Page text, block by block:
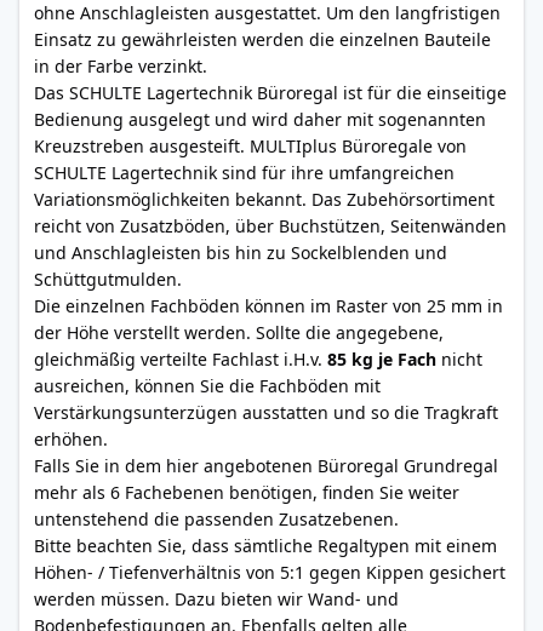
ohne Anschlagleisten ausgestattet. Um den langfristigen
Einsatz zu gewährleisten werden die einzelnen Bauteile
in der Farbe verzinkt.
Das SCHULTE Lagertechnik Büroregal ist für die einseitige
Bedienung ausgelegt und wird daher mit sogenannten
Kreuzstreben ausgesteift. MULTIplus Büroregale von
SCHULTE Lagertechnik sind für ihre umfangreichen
Variationsmöglichkeiten bekannt. Das Zubehörsortiment
reicht von Zusatzböden, über Buchstützen, Seitenwänden
und Anschlagleisten bis hin zu Sockelblenden und
Schüttgutmulden.
Die einzelnen Fachböden können im Raster von 25 mm in
der Höhe verstellt werden. Sollte die angegebene,
gleichmäßig verteilte Fachlast i.H.v. 85 kg je Fach nicht
ausreichen, können Sie die Fachböden mit
Verstärkungsunterzügen ausstatten und so die Tragkraft
erhöhen.
Falls Sie in dem hier angebotenen Büroregal Grundregal
mehr als 6 Fachebenen benötigen, finden Sie weiter
untenstehend die passenden Zusatzebenen.
Bitte beachten Sie, dass sämtliche Regaltypen mit einem
Höhen- / Tiefenverhältnis von 5:1 gegen Kippen gesichert
werden müssen. Dazu bieten wir Wand- und
Bodenbefestigungen an. Ebenfalls gelten alle